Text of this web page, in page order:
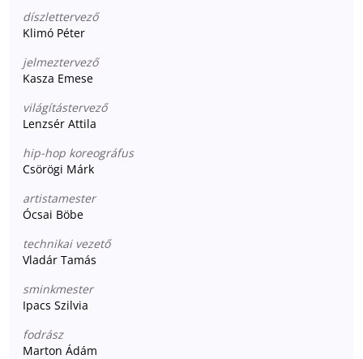
díszlettervező
Klimó Péter
jelmeztervező
Kasza Emese
világítástervező
Lenzsér Attila
hip-hop koreográfus
Csörögi Márk
artistamester
Ócsai Böbe
technikai vezető
Vladár Tamás
sminkmester
Ipacs Szilvia
fodrász
Marton Ádám